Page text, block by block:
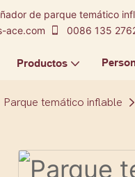
de parque temático
ace.com 0086 135
Productos
Parque temático inflable